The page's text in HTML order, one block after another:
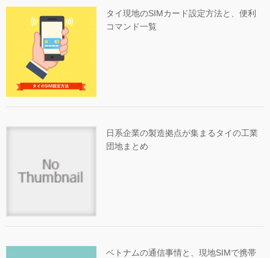
タイ現地のSIMカード設定方法と、便利
コマンド一覧
日系企業の製造拠点が集まるタイの工業
団地まとめ
ベトナムの通信事情と、現地SIMで携帯